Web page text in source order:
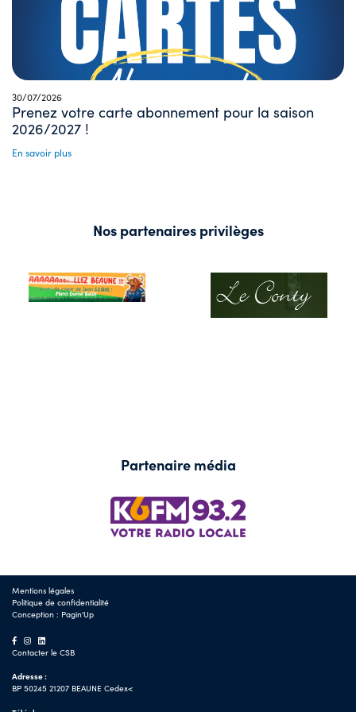
30/07/2026
Prenez votre carte abonnement pour la saison
2026/2027 !
En savoir plus
Nos partenaires privilèges
Partenaire média
Mentions légales
Politique de confidentialité
Conception : Pagin'Up
Contacter le CSB
Adresse :
BP 50245 21207 BEAUNE Cedex<